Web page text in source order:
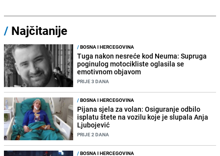
/ Najčitanije
/BOSNA I HERCEGOVINA
Tuga nakon nesreće kod Neuma: Supruga
poginulog motocikliste oglasila se
emotivnom objavom
PRIJE 3 DANA
/BOSNA I HERCEGOVINA
Pijana sjela za volan: Osiguranje odbilo
isplatu štete na vozilu koje je slupala Anja
Ljubojević
PRIJE 2 DANA
/BOSNA I HERCEGOVINA